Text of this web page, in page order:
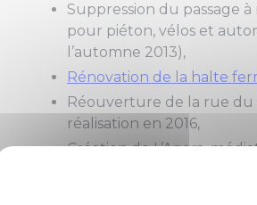
Suppression du passage
pour piéton, vélos et
l’automne 2013),
Rénovation de la halte
Réouverture de la rue
réalisation en 2016,
Création de L’Agora,